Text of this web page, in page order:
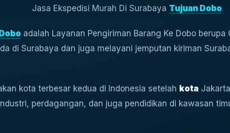
Jasa Ekspedisi Murah Di Surabaya Tujuan Dobo
adalah Layanan Pengiriman Barang Ke Dobo berupa
di Surabaya dan juga melayani jemputan kiriman
kota terbesar kedua di Indonesia setelah kota
perdagangan, dan juga pendidikan di kawasan